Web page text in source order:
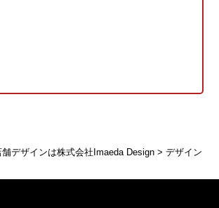
デザインは株式会社Imaeda Design >デザイン